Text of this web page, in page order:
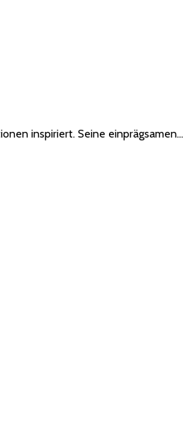
inspiriert. Seine einprägsamen…